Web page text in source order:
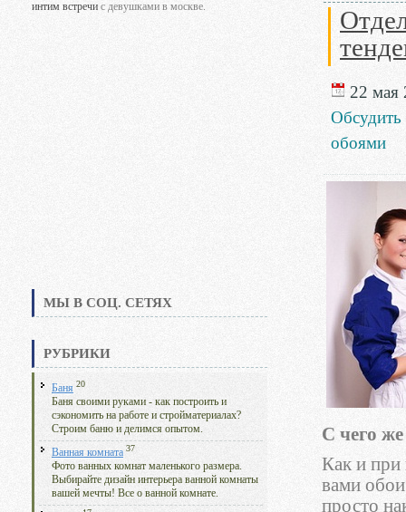
интим встречи с девушками в москве.
МЫ В СОЦ. СЕТЯХ
РУБРИКИ
Баня 20
Баня своими руками - как построить и
сэкономить на работе и стройматериалах?
Строим баню и делимся опытом.
Ванная комната 37
Фото ванных комнат маленького размера.
Выбирайте дизайн интерьера ванной комнаты
вашей мечты! Все о ванной комнате.
22 мая
Обсудить
обоями
С чего
Как и при
вами обои
просто